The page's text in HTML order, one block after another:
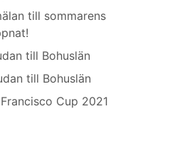
till sommarens
till Bohuslän
till Bohuslän
Cup 2021